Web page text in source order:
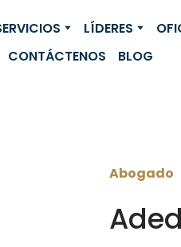
LÍDERES
CONTÁCTENOS BLOG
Abogado